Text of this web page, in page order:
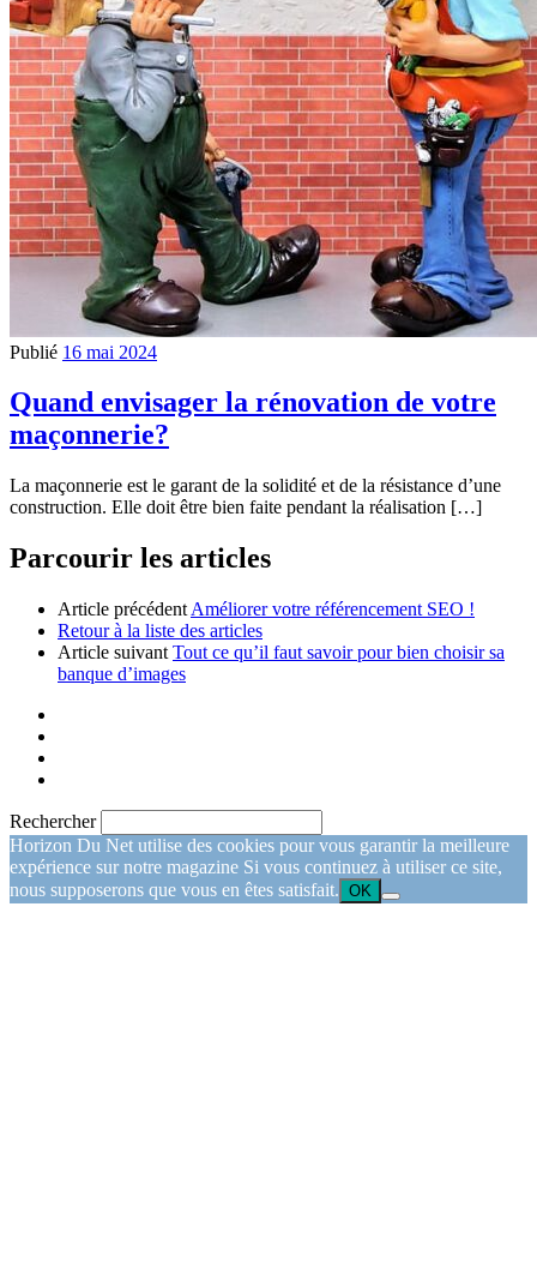
Publié 16 mai 2024
Quand envisager la rénovation de votre
maçonnerie?
La maçonnerie est le garant de la solidité et de la résistance d’une
construction. Elle doit être bien faite pendant la réalisation […]
Parcourir les articles
Article précédent Améliorer votre référencement SEO !
Retour à la liste des articles
Article suivant Tout ce qu’il faut savoir pour bien choisir sa
banque d’images
Rechercher
Horizon Du Net utilise des cookies pour vous garantir la meilleure
expérience sur notre magazine Si vous continuez à utiliser ce site,
nous supposerons que vous en êtes satisfait. OK